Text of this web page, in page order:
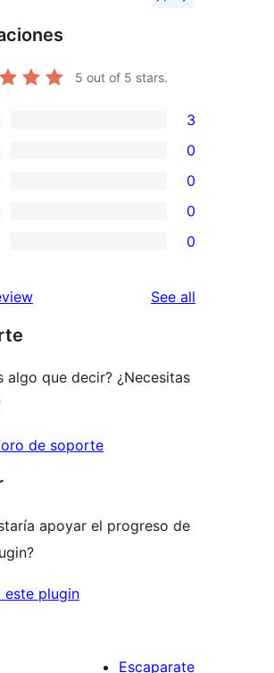
5 out of 5 stars.
3
0
0
0
0
See all
algo que decir? ¿Necesitas
de soporte
apoyar el progreso de
este plugin
Escaparate